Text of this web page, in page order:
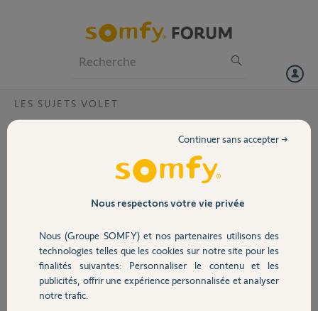
Volet
Sécurité
Domotique
LES SUJETS VOLET
Je me permets de vous contacter concernant un problème sur mes
émetteurs Hz muraux.
Dans une chambre, trois volets étaient pilotés par un même
émetteur Hz. Depuis quelque temps, cet émetteur ne fonctionnait
plus qu’en mode instable (obligation de rester appuyé sur
montée/descente — un appui bref ne déclenchait plus le cycle
complet). La pile a fini par se vider et, après remplacement, l’émetteur
Nous respectons votre vie privée
Nous (Groupe SOMFY) et nos partenaires utilisons des
technologies telles que les cookies sur notre site pour les
finalités suivantes: Personnaliser le contenu et les
publicités, offrir une expérience personnalisée et analyser
notre trafic.
Continuer sans accepter →